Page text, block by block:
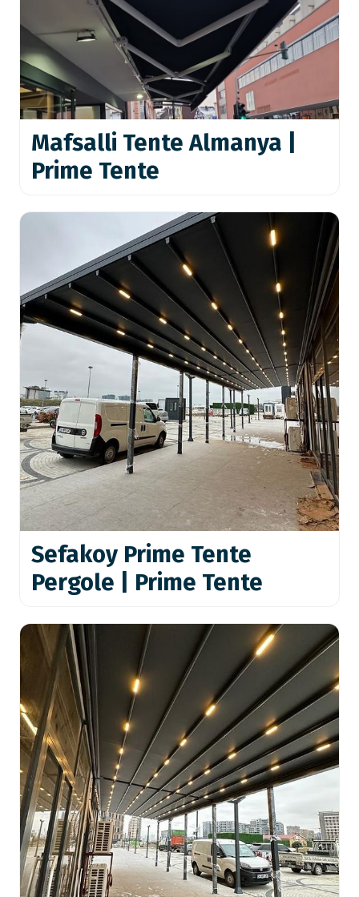
Mafsalli Tente Almanya |
Prime Tente
Sefakoy Prime Tente
Pergole | Prime Tente